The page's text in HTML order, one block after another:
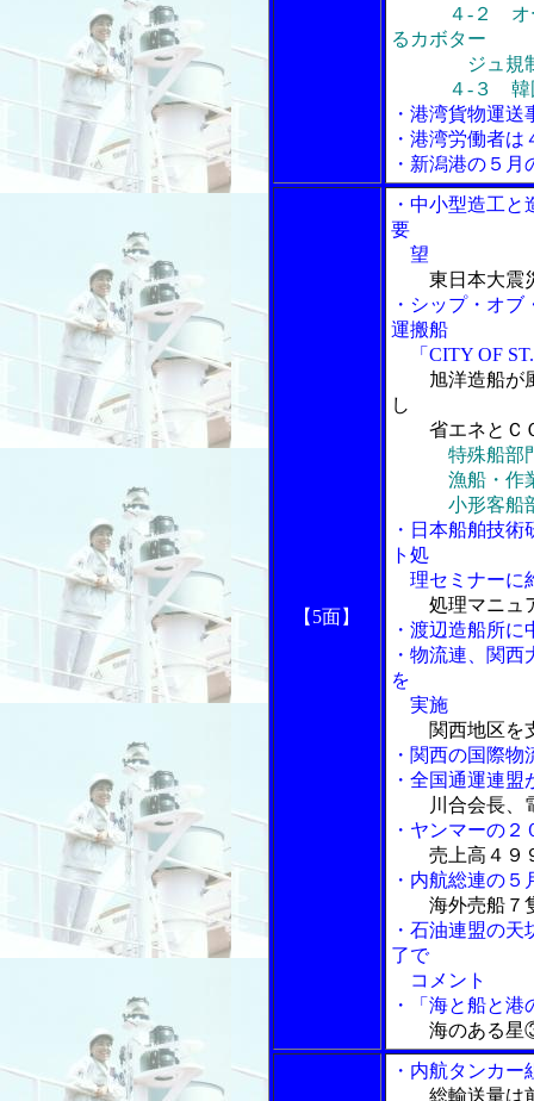
４‐２ オース
るカボター
ジュ規制
４‐３ 韓国
・港湾貨物運
・港湾労働者
・新潟港の５
【5面】
・中小型造工
要
望
東日本大震
・シップ・オ
運搬船
「CITY OF
旭洋造船が
し
省エネとＣＯ
特殊船部
漁船・作業
小形客船部
・日本船舶技
ト処
理セミナーに
処理マニュ
・渡辺造船所
・物流連、関
を
実施
関西地区を
・関西の国際
・全国通運連
川合会長、
・ヤンマーの
売上高４９
・内航総連の
海外売船７
・石油連盟の
了で
コメント
・「海と船と
海のある
・内航タンカ
総輸送量は